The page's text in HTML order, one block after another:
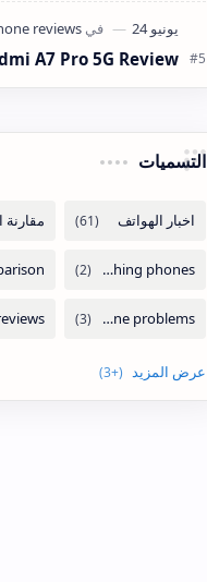
A7 Pro 5G Review
التسميات